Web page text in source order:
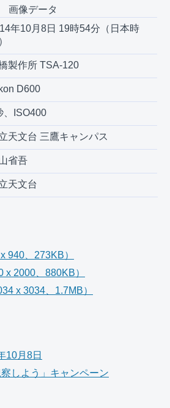
年10月8日 19時54分（日本時
製作所 TSA-120
D600
、ISO400
天文台 三鷹キャンパス
省吾
天文台
画像データ
940、273KB）
x 2000、880KB）
x 3034、1.7MB）
10月8日
察しよう」キャンペーン